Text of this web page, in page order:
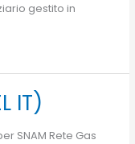
gestito in
IT)
SNAM Rete Gas